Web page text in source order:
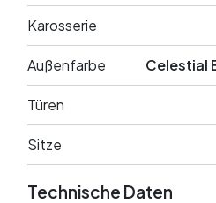
Karosserie
Außenfarbe Celestial
Türen
Sitze
Technische Daten